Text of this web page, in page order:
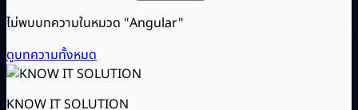
ไม่พบบทความในหมวด "Angular"
ดูบทความทั้งหมด
KNOW IT SOLUTION